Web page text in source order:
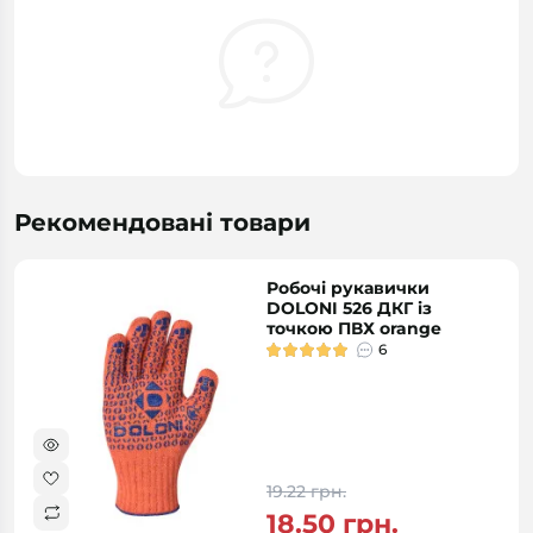
Рекомендовані товари
Робочі рукавички
DOLONI 526 ДКГ із
точкою ПВХ orange
6
19.22 грн.
18.50 грн.